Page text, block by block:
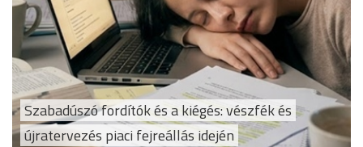
Szabadúszó fordítók és a kiégés: vészfék és
újratervezés piaci fejreállás idején